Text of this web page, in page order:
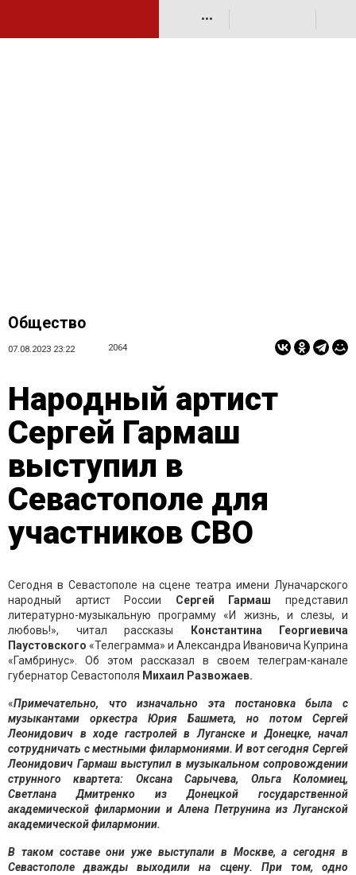
•••
Общество
07.08.2023 23:22 2064
Народный артист
Сергей Гармаш
выступил в
Севастополе для
участников СВО
Сегодня в Севастополе на сцене театра имени Луначарского
народный артист России Сергей Гармаш представил
литературно-музыкальную программу «И жизнь, и слезы, и
любовь!», читал рассказы
Константина Георгиевича
Паустовского «Телеграмма» и Александра Ивановича Куприна
«Гамбринус». Об этом рассказал в своем телеграм-канале
губернатор Севастополя Михаил Развожаев.
«Примечательно, что изначально эта постановка была с
музыкантами оркестра Юрия Башмета, но потом Сергей
Леонидович в ходе гастролей в Луганске и Донецке, начал
сотрудничать с местными филармониями. И вот сегодня Сергей
Леонидович Гармаш выступил в музыкальном сопровождении
струнного квартета: Оксана Сарычева, Ольга Коломиец,
Светлана Дмитренко из Донецкой государственной
академической филармонии и Алена Петрунина из Луганской
академической филармонии.
В таком составе они уже выступали в Москве, а сегодня в
Севастополе дважды выходили на сцену. При том, одно